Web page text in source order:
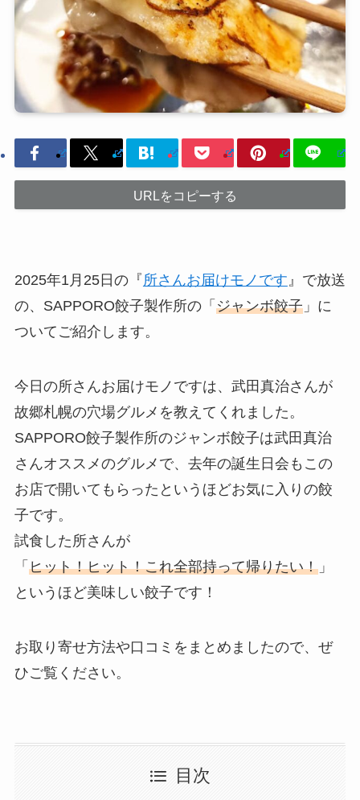
URLをコピーする
2025年1月25日の『 所さんお届けモノです 』で放送
の、SAPPORO餃子製作所の「 ジャンボ餃子」に
ついてご紹介します。
今日の所さんお届けモノですは、武田真治さんが
故郷札幌の穴場グルメを教えてくれました。
SAPPORO餃子製作所のジャンボ餃子は武田真治
さんオススメのグルメで、去年の誕生日会もこの
お店で開いてもらったというほどお気に入りの餃
子です。
試食した所さんが
「 ヒット！ヒット！これ全部持って帰りたい！」
というほど美味しい餃子です！
お取り寄せ方法や口コミをまとめましたので、ぜ
ひご覧ください。
目次